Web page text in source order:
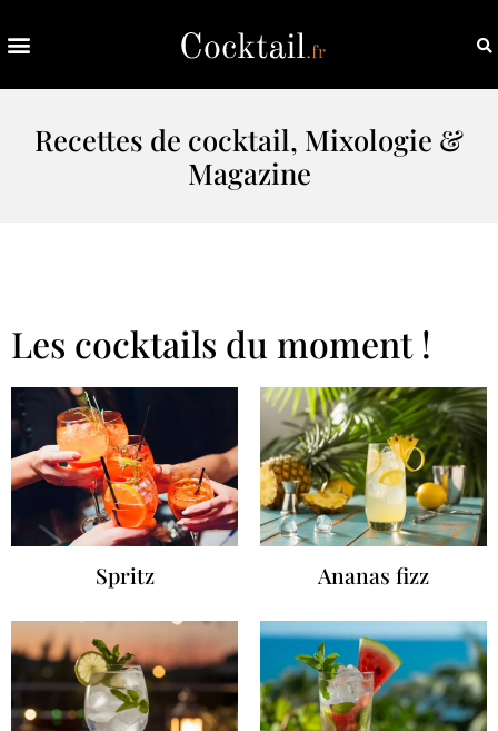
Recettes de cocktail, Mixologie &
Magazine
Les cocktails du moment !
Spritz Ananas fizz